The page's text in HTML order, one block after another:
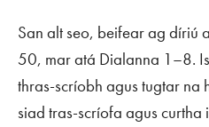
San alt seo, beifear ag
50, mar atá Dialanna 1–8.
thras-scríobh agus tugtar
siad tras-scríofa agus curtha